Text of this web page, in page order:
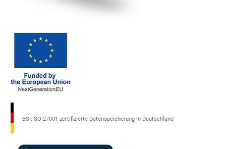
BSI:ISO 27001 zertifizierte Datenspeicherung in Deutschland